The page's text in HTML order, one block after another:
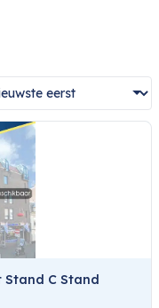
Stand C Stand